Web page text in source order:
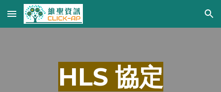
Skip to main content Skip to navigation
HLS 協定